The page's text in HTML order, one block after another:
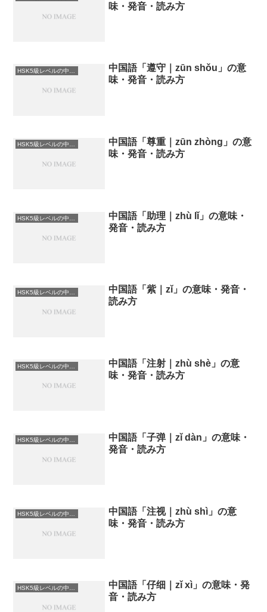
味・発音・読み方
中国語「遵守｜zūn shǒu」の意
味・発音・読み方
HSK5級レベルの中国語
中国語「尊重｜zūn zhòng」の意
味・発音・読み方
中国語「助理｜zhù lǐ」の意味・
発音・読み方
中国語「紫｜zǐ」の意味・発音・
読み方
中国語「注射｜zhù shè」の意
味・発音・読み方
HSK5級レベルの中国語
中国語「子弹｜zǐ dàn」の意味・
発音・読み方
中国語「注视｜zhù shì」の意
味・発音・読み方
中国語「仔细｜zǐ xì」の意味・発
音・読み方